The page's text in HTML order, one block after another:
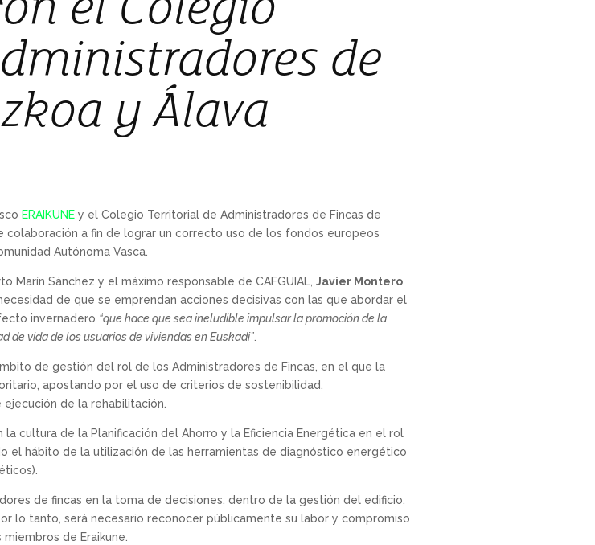
de
y Álava
ERAIKUNE y el Colegio Territorial de Administradores de Fincas de
colaboración a fin de lograr un correcto uso de los fondos europeos
Autónoma Vasca.
Marín Sánchez y el máximo responsable de CAFGUIAL, Javier Montero
de que se emprendan acciones decisivas con las que abordar el
invernadero “que hace que sea ineludible impulsar la promoción de la
de vida de los usuarios de viviendas en Euskadi”.
de gestión del rol de los Administradores de Fincas, en el que la
apostando por el uso de criterios de sostenibilidad,
de la rehabilitación.
la cultura de la Planificación del Ahorro y la Eficiencia Energética en el rol
el hábito de la utilización de las herramientas de diagnóstico energético
de fincas en la toma de decisiones, dentro de la gestión del edificio,
lo tanto, será necesario reconocer públicamente su labor y compromiso
de Eraikune.